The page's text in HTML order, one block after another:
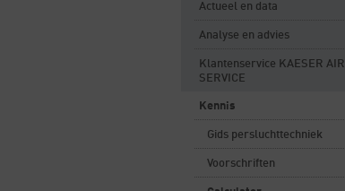
Actueel en data
Analyse en advies
Klantenservice KAESER AIR
SERVICE
Kennis
Gids persluchttechniek
Voorschriften